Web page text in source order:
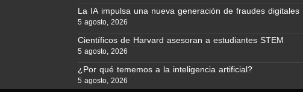
La IA impulsa una nueva generación de fraudes digitales
5 agosto, 2026
Científicos de Harvard asesoran a estudiantes STEM
5 agosto, 2026
¿Por qué tememos a la inteligencia artificial?
5 agosto, 2026